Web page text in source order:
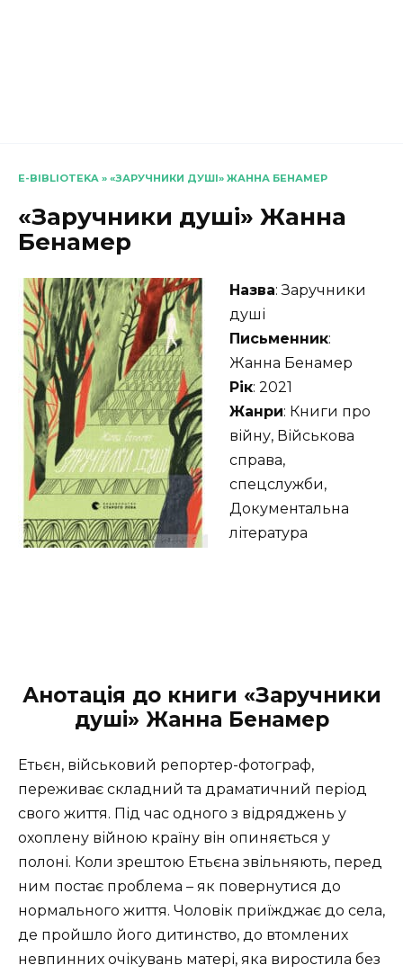
E-BIBLIOTEKA » «ЗАРУЧНИКИ ДУШІ» ЖАННА БЕНАМЕР
«Заручники душі» Жанна
Бенамер
Назва: Заручники
душі
Письменник:
Жанна Бенамер
Рік: 2021
Жанри: Книги про
війну, Військова
справа,
спецслужби,
Документальна
література
Анотація до книги «Заручники
душі» Жанна Бенамер
Етьєн, військовий репортер-фотограф,
переживає складний та драматичний період
свого життя. Під час одного з відряджень у
охоплену війною країну він опиняється у
полоні. Коли зрештою Етьєна звільняють, перед
ним постає проблема – як повернутися до
нормального життя. Чоловік приїжджає до села,
де пройшло його дитинство, до втомлених
невпинних очікувань матері, яка виростила без